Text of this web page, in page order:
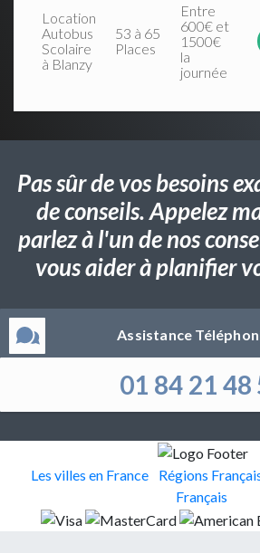
Location
Autobus
Scolaire
à Blanzy
53 à 65
Places
Entre
600€ et
1500€
la
journée
Pas sûr de vos besoins
de conseils. Appelez
parlez à l'un de nos
vous aider à planifier
Assistance
01 84 21 48
Les villes en France Régions
Français